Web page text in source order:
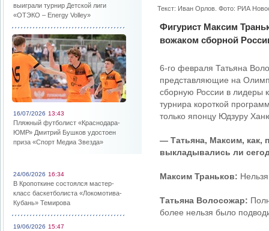
выиграли турнир Детской лиги
«ОТЭКО – Energy Volley»
16/07/2026 13:43
Пляжный футболист «Краснодара-
ЮМР» Дмитрий Бушков удостоен
приза «Спорт Медиа Звезда»
24/06/2026 16:34
В Кропоткине состоялся мастер-
класс баскетболиста «Локомотива-
Кубань» Темирова
19/06/2026 15:47
Текст: Иван Орлов. Фото: РИА
Фигурист Максим
вожаком сборной
6-го февраля Татьяна
представляющие на
сборную России в лидеры
турнира короткой
только японцу Юдзуру
— Татьяна, Максим, как,
выкладывались ли
Максим Траньков:
Татьяна Волосожар:
более нельзя было